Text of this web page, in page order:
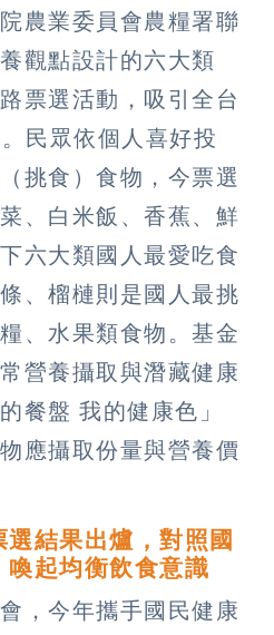
農業委員會農糧署聯
觀點設計的六大類
票選活動，吸引全台
民眾依個人喜好投
挑食）食物，今票選
、白米飯、香蕉、鮮
六大類國人最愛吃食
、榴槤則是國人最挑
、水果類食物。基金
營養攝取與潛藏健康
餐盤 我的健康色」
應攝取份量與營養價
選結果出爐，對照國
喚起均衡飲食意識
，今年攜手國民健康